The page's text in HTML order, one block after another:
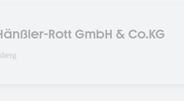
Rott GmbH & Co.KG